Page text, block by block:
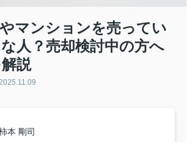
マンションを売ってい
人？売却検討中の方へ
説
2025.11.09
本 剛司